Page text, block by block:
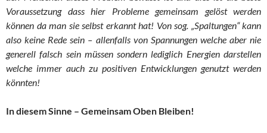
Voraussetzung dass hier Probleme gemeinsam gelöst werden
können da man sie selbst erkannt hat! Von sog. „Spaltungen“ kann
also keine Rede sein – allenfalls von Spannungen welche aber nie
generell falsch sein müssen sondern lediglich Energien darstellen
welche immer auch zu positiven Entwicklungen genutzt werden
könnten!
In diesem Sinne – Gemeinsam Oben Bleiben!